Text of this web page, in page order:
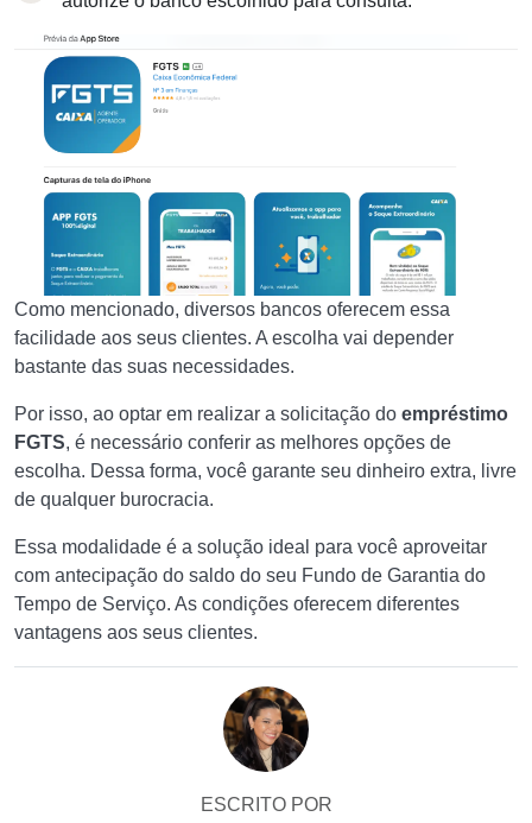
Como mencionado, diversos bancos oferecem essa
facilidade aos seus clientes. A escolha vai depender
bastante das suas necessidades.
Por isso, ao optar em realizar a solicitação do empréstimo
FGTS, é necessário conferir as melhores opções de
escolha. Dessa forma, você garante seu dinheiro extra, livre
de qualquer burocracia.
Essa modalidade é a solução ideal para você aproveitar
com antecipação do saldo do seu Fundo de Garantia do
Tempo de Serviço. As condições oferecem diferentes
vantagens aos seus clientes.
ESCRITO POR